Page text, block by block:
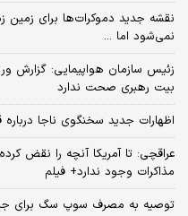
نقشه جدید دموکرات‌ها برای
نمی‌شود اما ...
بیت رهبری صحت ندارد
اظهارات جدید سخنگوی ناجا
عراقچی: تا آمریکا آنچه را نقض
مذاکرات وجود ندارد+ فیلم
توصیه به مصرف سوپ سگ برای